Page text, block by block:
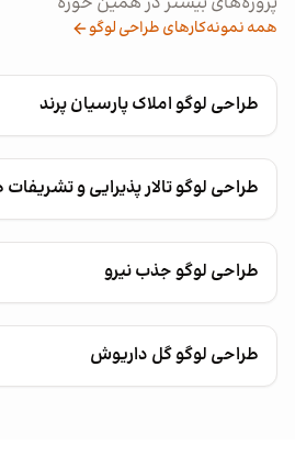
همه نمونه‌کارهای طراحی لوگو
طراحی لوگو املاک پارسیان پرند
طراحی لوگو تالار پذیرایی و
طراحی لوگو جذب نیرو
طراحی لوگو گل داریوش